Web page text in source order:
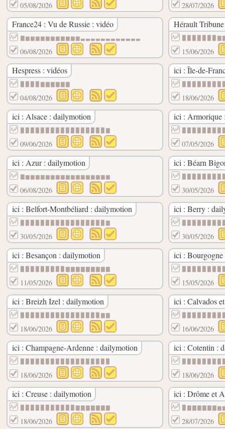
05/08/2026 28/07/2026
France24 : Vu de Russie : vidéo
▇▆▆▆▆▆▆▆▆▆▆▆▃▃▃▃▃▃▃▃▃▃▃▃
06/08/2026
Hérault
15/06/2026
Hespress : vidéos
▉▉▉▉▇▇▇▇▇▇
04/08/2026
ici : Île-de-
18/06/2026
ici : Alsace : dailymotion
▉▉▉▉▉▉▉▉▉▉▉▉▉▉▉▉▉▇
09/06/2026
ici : Armorique
07/05/2026
ici : Azur : dailymotion
▇▆▆▆▆▆▆▆▆▆▆▆▆▆▆▆▆▆
06/08/2026
ici : Béarn
30/05/2026
ici : Belfort-Montbéliard : dailymotion
▉▉▉▉▉▉▉▉▉▉▉▉▉▉▉▉▉▇
30/05/2026
ici : Berry :
30/05/2026
ici : Besançon : dailymotion
▉▉▉▉▉▉▉▉▉▇▇▇▇▇▇▇▇▇
11/05/2026
ici :
15/05/2026
ici : Breizh Izel : dailymotion
▉▉▉▉▉▉▉▉▉▉▉▉▉▉▉▉▇▇
18/06/2026
ici : Calvados
16/06/2026
ici : Champagne-Ardenne : dailymotion
18/06/2026
ici : Cotentin :
18/06/2026
ici : Creuse : dailymotion
▉▉▉▉▉▉▉▉▉▉▉▇▇▇▇▇▇▇
18/06/2026
ici : Drôme et
28/07/2026